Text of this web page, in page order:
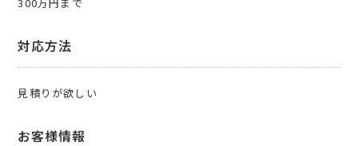
300万円まで
対応方法
見積りが欲しい
お客様情報